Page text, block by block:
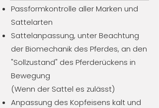
Passformkontrolle aller Marken und
Sattelarten
Sattelanpassung, unter Beachtung
der Biomechanik des Pferdes, an den
"Sollzustand" des Pferderückens in
Bewegung
(Wenn der Sattel es zulässt)
Anpassung des Kopfeisens kalt und